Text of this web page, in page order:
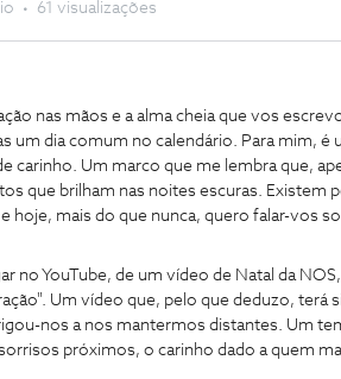
61 visualizações
nas mãos e a alma cheia que vos
um dia comum no calendário. Para mim, é
carinho. Um marco que me lembra que,
que brilham nas noites escuras. Existem
hoje, mais do que nunca, quero falar-vos
no YouTube, de um vídeo de Natal da
Um vídeo que, pelo que deduzo, terá
nos a nos mantermos distantes. Um
próximos, o carinho dado a quem